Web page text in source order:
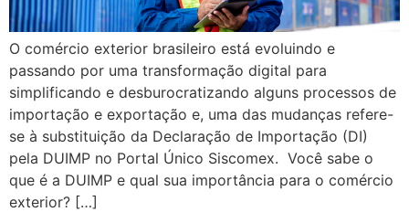
O comércio exterior brasileiro está evoluindo e
passando por uma transformação digital para
simplificando e desburocratizando alguns processos de
importação e exportação e, uma das mudanças refere-
se à substituição da Declaração de Importação (DI)
pela DUIMP no Portal Único Siscomex. Você sabe o
que é a DUIMP e qual sua importância para o comércio
exterior? […]